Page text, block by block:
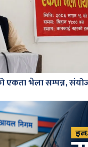
एकता भेला सम्पन्न,